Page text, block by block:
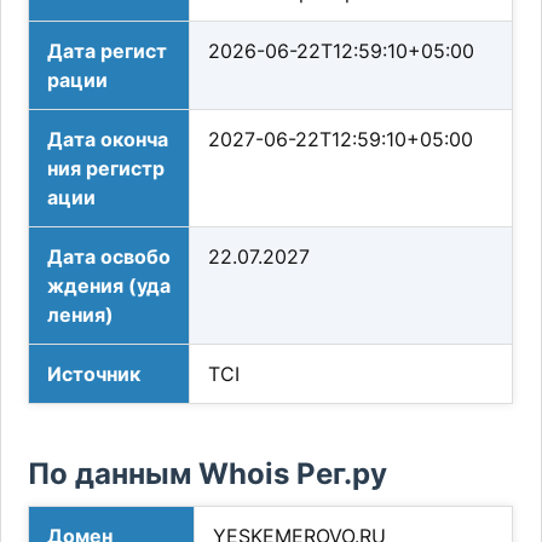
Дата регист
рации
2026-06-22T12:59:10+05:00
Дата оконча
ния регистр
ации
2027-06-22T12:59:10+05:00
Дата освобо
ждения (уда
ления)
22.07.2027
Источник TCI
По данным Whois Рег.ру
Домен YESKEMEROVO.RU